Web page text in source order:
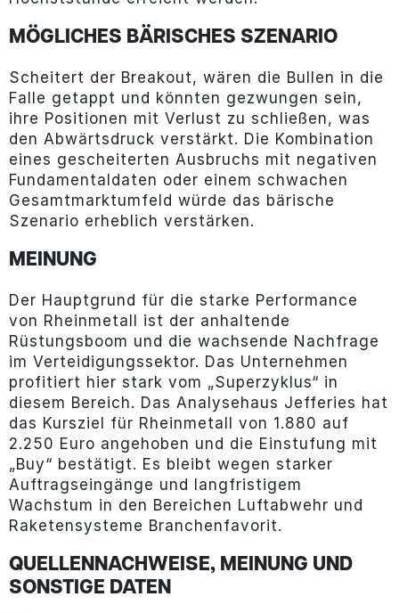
MÖGLICHES BÄRISCHES SZENARIO
Scheitert der Breakout, wären die Bullen in die
Falle getappt und könnten gezwungen sein,
ihre Positionen mit Verlust zu schließen, was
den Abwärtsdruck verstärkt. Die Kombination
eines gescheiterten Ausbruchs mit negativen
Fundamentaldaten oder einem schwachen
Gesamtmarktumfeld würde das bärische
Szenario erheblich verstärken.
MEINUNG
Der Hauptgrund für die starke Performance
von Rheinmetall ist der anhaltende
Rüstungsboom und die wachsende Nachfrage
im Verteidigungssektor. Das Unternehmen
profitiert hier stark vom „Superzyklus“ in
diesem Bereich. Das Analysehaus Jefferies hat
das Kursziel für Rheinmetall von 1.880 auf
2.250 Euro angehoben und die Einstufung mit
„Buy“ bestätigt. Es bleibt wegen starker
Auftragseingänge und langfristigem
Wachstum in den Bereichen Luftabwehr und
Raketensysteme Branchenfavorit.
QUELLENNACHWEISE, MEINUNG UND
SONSTIGE DATEN